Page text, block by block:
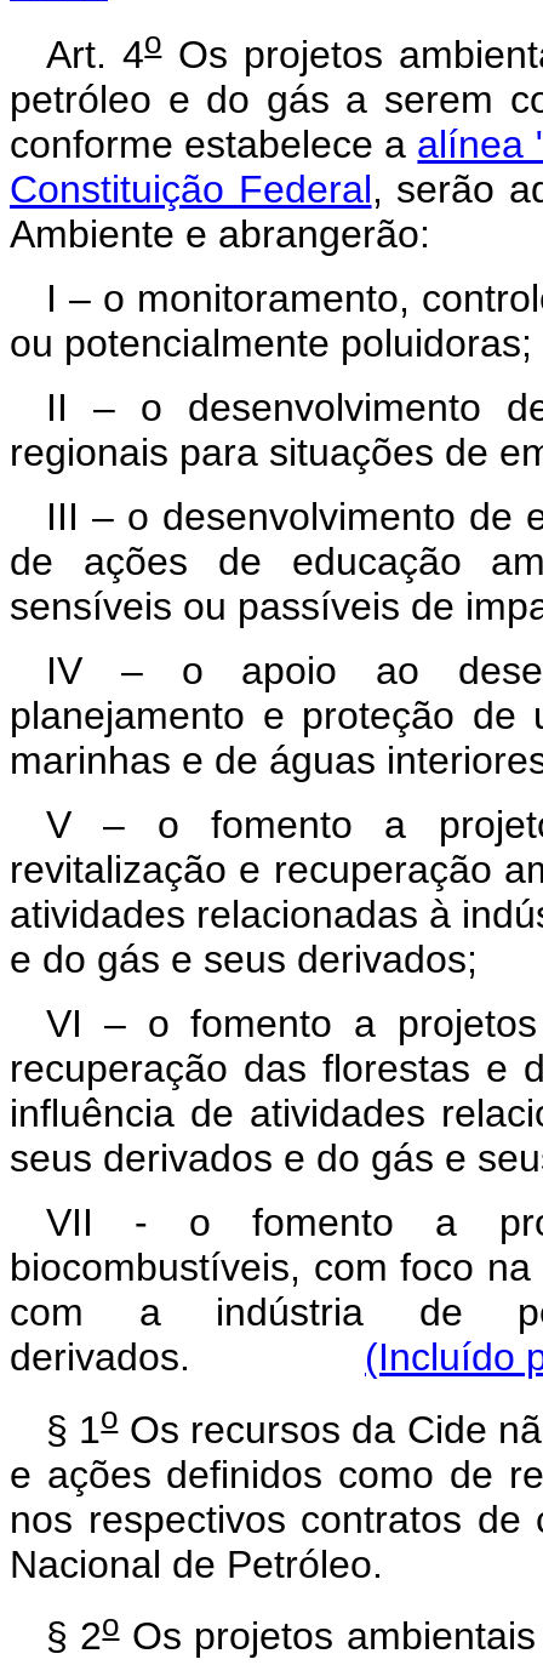
Art. 4o Os projetos
petróleo e do gás a serem
conforme estabelece a alínea
Constituição Federal, serão
Ambiente e abrangerão:
I – o monitoramento,
ou potencialmente poluidoras;
II – o desenvolvimento
regionais para situações de
III – o desenvolvimento de
de ações de educação
sensíveis ou passíveis de
IV – o apoio ao
planejamento e proteção de
marinhas e de águas
V – o fomento a
revitalização e recuperação
atividades relacionadas à
e do gás e seus derivados;
VI – o fomento a
recuperação das florestas e
influência de atividades
seus derivados e do gás e
VII - o fomento a
biocombustíveis, com foco
com a indústria de
derivados. (Incluído
§ 1oOs recursos da Cide
e ações definidos como de
nos respectivos contratos de
Nacional de Petróleo.
§ 2oOs projetos